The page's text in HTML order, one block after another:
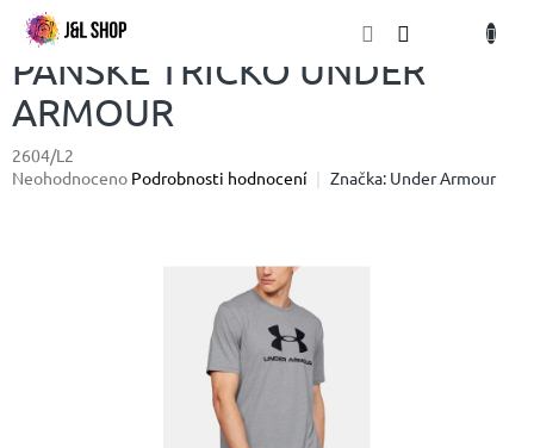
Přejít
obsah
PÁNSKÉ TRIČKO UNDER
ARMOUR
2604/L2
Průměrné
Neohodnoceno Podrobnosti hodnocení Značka: Under Armour